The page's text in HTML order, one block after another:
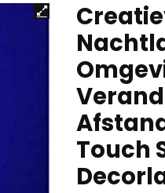
Touch